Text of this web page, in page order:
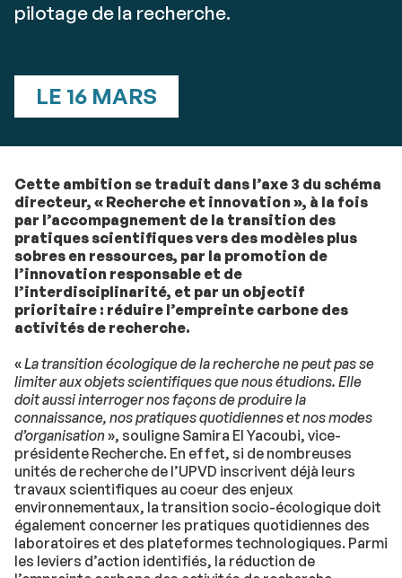
pilotage de la recherche.
LE 16 MARS
Cette ambition se traduit dans l’axe 3 du schéma
directeur, « Recherche et innovation », à la fois
par l’accompagnement de la transition des
pratiques scientifiques vers des modèles plus
sobres en ressources, par la promotion de
l’innovation responsable et de
l’interdisciplinarité, et par un objectif
prioritaire : réduire l’empreinte carbone des
activités de recherche.
«La transition écologique de la recherche ne peut pas se
limiter aux objets scientifiques que nous étudions. Elle
doit aussi interroger nos façons de produire la
connaissance, nos pratiques quotidiennes et nos modes
d’organisation», souligne Samira El Yacoubi, vice-
présidente Recherche. En effet, si de nombreuses
unités de recherche de l’UPVD inscrivent déjà leurs
travaux scientifiques au coeur des enjeux
environnementaux, la transition socio-écologique doit
également concerner les pratiques quotidiennes des
laboratoires et des plateformes technologiques. Parmi
les leviers d’action identifiés, la réduction de